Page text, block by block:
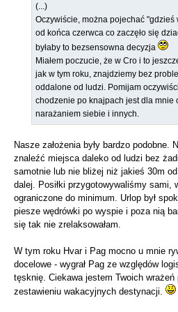
(...)
Oczywiście, można pojechać
od końca czerwca co zaczęło się
byłaby to bezsensowna decyzja
Miałem poczucie, że w Cro i to
jak w tym roku, znajdziemy bez
oddalone od ludzi. Pomijam
chodzenie po knajpach jest dla mnie
narażaniem siebie i innych.
Nasze założenia były bardzo podobne.
znaleźć miejsca daleko od ludzi bez
samotnie lub nie bliżej niż jakieś 30m
dalej. Posiłki przygotowywaliśmy sami,
ograniczone do minimum. Urlop był
piesze wędrówki po wyspie i poza nią
się tak nie zrelaksowałam.
W tym roku Hvar i Pag mocno u mnie
docelowe - wygrał Pag ze względów
tęsknię. Ciekawa jestem Twoich
zestawieniu wakacyjnych destynacji.